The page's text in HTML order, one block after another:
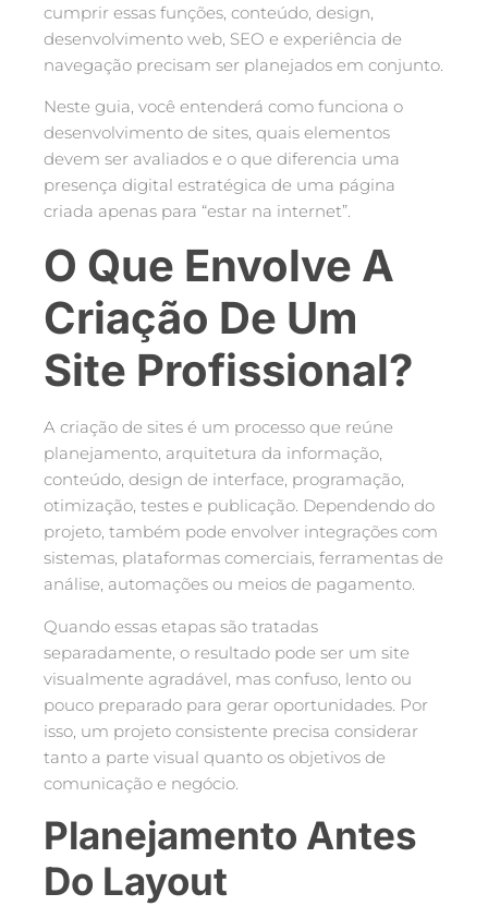
cumprir essas funções, conteúdo, design,
desenvolvimento web, SEO e experiência de
navegação precisam ser planejados em conjunto.
Neste guia, você entenderá como funciona o
desenvolvimento de sites, quais elementos
devem ser avaliados e o que diferencia uma
presença digital estratégica de uma página
criada apenas para “estar na internet”.
O Que Envolve A
Criação De Um
Site Profissional?
A criação de sites é um processo que reúne
planejamento, arquitetura da informação,
conteúdo, design de interface, programação,
otimização, testes e publicação. Dependendo do
projeto, também pode envolver integrações com
sistemas, plataformas comerciais, ferramentas de
análise, automações ou meios de pagamento.
Quando essas etapas são tratadas
separadamente, o resultado pode ser um site
visualmente agradável, mas confuso, lento ou
pouco preparado para gerar oportunidades. Por
isso, um projeto consistente precisa considerar
tanto a parte visual quanto os objetivos de
comunicação e negócio.
Planejamento Antes
Do Layout